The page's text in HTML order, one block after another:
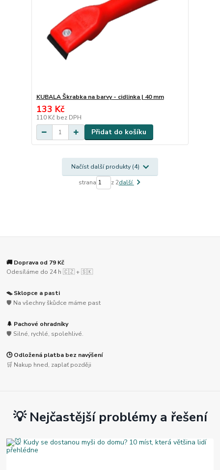
KUBALA Škrabka na barvy - cidlinka | 40 mm
133 Kč
110 Kč bez DPH
Přidat do košíku
Načíst další produkty (4)
strana z 2další
🚚 Doprava od 79 Kč
Odesíláme do 24 h 🇨🇿 + 🇸🇰
🪤 Sklopce a pasti
🛡️ Na všechny škůdce máme past
🌲 Pachové ohradníky
🛡️ Silné, rychlé, spolehlivé.
🕒 Odložená platba bez navýšení
🛒 Nakup hned, zaplať později
💡 Nejčastější problémy a řešení